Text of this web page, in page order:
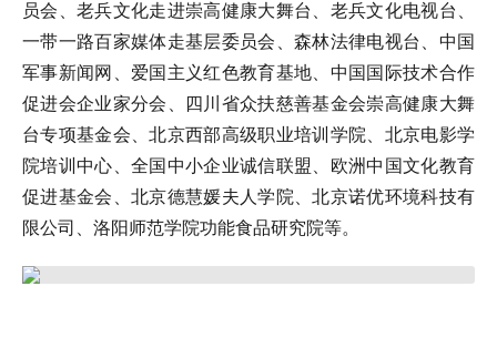
员会、老兵文化走进崇高健康大舞台、老兵文化电视台、
一带一路百家媒体走基层委员会、森林法律电视台、中国
军事新闻网、爱国主义红色教育基地、中国国际技术合作
促进会企业家分会、四川省众扶慈善基金会崇高健康大舞
台专项基金会、北京西部高级职业培训学院、北京电影学
院培训中心、全国中小企业诚信联盟、欧洲中国文化教育
促进基金会、北京德慧媛夫人学院、北京诺优环境科技有
限公司、洛阳师范学院功能食品研究院等。